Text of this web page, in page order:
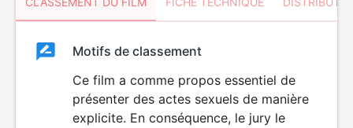
ClassementClassement
SEXUALITÉ
EXPLICITE
Motifs de classement
Ce film a comme propos essentiel de
présenter des actes sexuels de manière
explicite. En conséquence, le jury le